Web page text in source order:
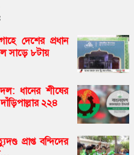
দেশের প্রধান
সাড়ে ৮টায়
ধানের শীষের
২২৪
প্রাপ্ত বন্দিদের